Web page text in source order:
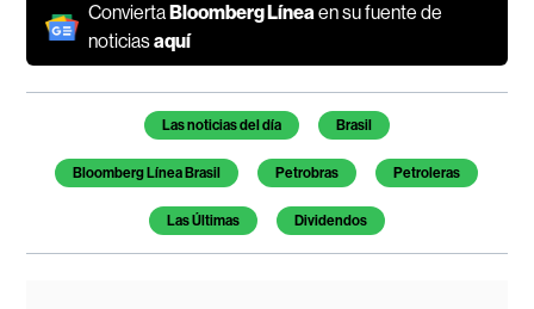
ConviertaBloomberg Líneaen su fuente de
noticiasaquí
Temas de este artículo
Las noticias del día Brasil
Bloomberg Línea Brasil Petrobras Petroleras
Las Últimas Dividendos